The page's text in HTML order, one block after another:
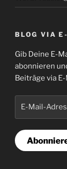
BLOG VIA
Gib Deine E-
abonnieren
Beiträge via